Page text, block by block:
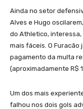
Ainda no setor
Alves e Hugo
do Athletico,
mais fáceis. O
pagamento da multa
(aproximadamente R$
Um dos mais
falhou nos dois gols